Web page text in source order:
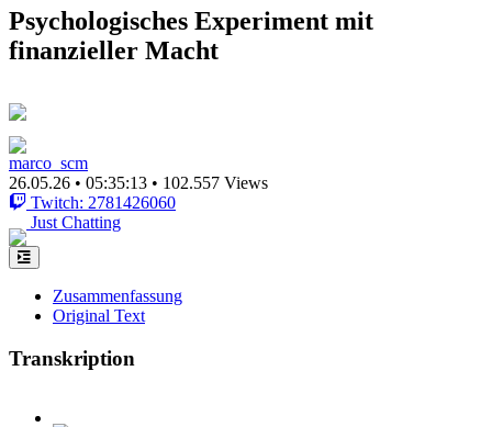
Psychologisches Experiment mit
finanzieller Macht
marco_scm
26.05.26 • 05:35:13 • 102.557 Views
Twitch: 2781426060
Just Chatting
Zusammenfassung
Original Text
Transkription